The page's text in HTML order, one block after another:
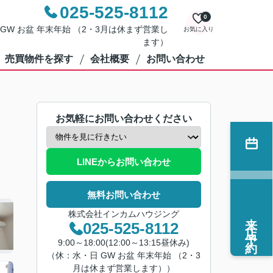
025-525-8112
お盆 年末年始 （2・3月は休まず営業し
ます）
お気に入り
0
売買物件を探す 会社概要 お問い合わせ
お気軽にお問い合わせください
LINEからお問い合わせ
無料お問い合わせ
株式会社インカムハウジング
025-525-8112
9:00～18:00(12:00～13:15昼休み)
（休：水・日 GW お盆 年末年始 （2・3
月は休まず営業します））
来店予約